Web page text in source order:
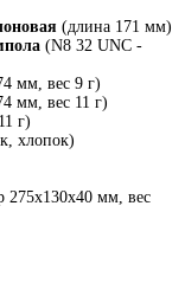
(длина 171 мм)
(N8 32 UNC -
мм, вес 9 г)
мм, вес 11 г)
г)
хлопок)
275х130х40 мм, вес